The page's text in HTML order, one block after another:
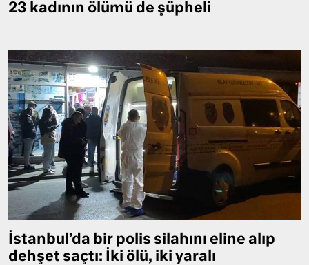
23 kadının ölümü de şüpheli
İstanbul’da bir polis silahını eline alıp
dehşet saçtı: İki ölü, iki yaralı